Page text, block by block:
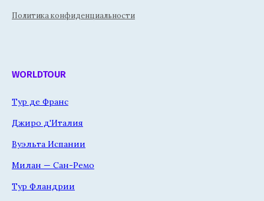
Политика конфиденциальности
WORLDTOUR
Тур де Франс
Джиро д'Италия
Вуэльта Испании
Милан — Сан-Ремо
Тур Фландрии